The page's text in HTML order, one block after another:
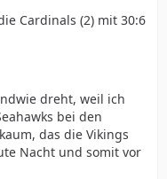
Cardinals (2) mit 30:6
dreht, weil ich
bei den
das die Vikings
Nacht und somit vor